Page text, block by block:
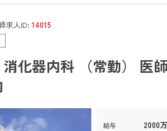
求人ID: 14015
消化器内科 （常勤）
給与 2000万